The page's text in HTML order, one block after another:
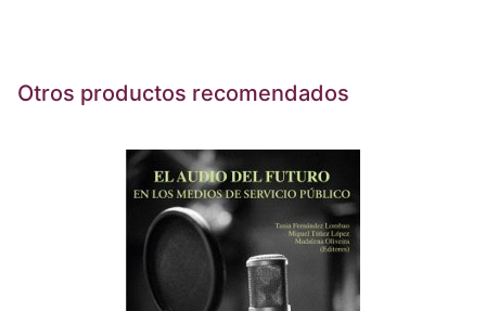
Otros productos recomendados